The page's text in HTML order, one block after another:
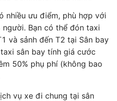
nhiều ưu điểm, phù hợp với
Bạn có thể đón taxi
và sảnh đến T2 tại Sân bay
sân bay tính giá cước
50% phụ phí (không bao
vụ xe đi chung tại sân